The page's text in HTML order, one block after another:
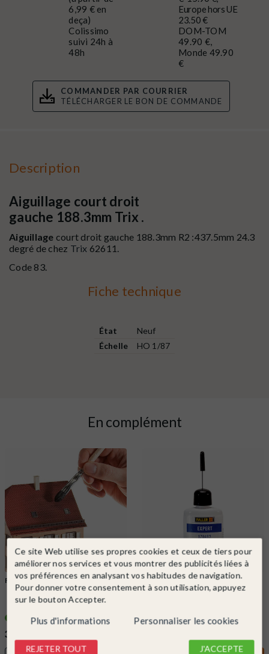
6,99 € en
deça)
Colissimo
suivi 24h à
48h
Europe hors UE
23.50 €
DOM-TOM
49.90 €,
Monde 49.90
€
COMMANDER PAR COURRIER
TÉLÉCHARGER LE BON DE COMMANDE
Description
Aiguillage court droit
gauche 188.3mm Trix .
Aiguillage court droit gauche 188.3mm R2 :437.5mm 24.3
degré de chez Trix 62611.
Code 83.
Fiche technique
État
Neuf
Échelle
HO 1/87
En complément
FALLER
Ref. 170695
Set à patiner-FALLER 170695
En stock !
37,99 €
FALLER
Ref. 170492
Colle pour maquette avec bec de
En stock !
Ce site Web utilise ses propres cookies et ceux de tiers pour
améliorer nos services et vous montrer des publicités liées à
vos préférences en analysant vos habitudes de navigation.
Pour donner votre consentement à son utilisation, appuyez
sur le bouton Accepter.
Plus d'informations Personnaliser les cookies
REJETER TOUT J'ACCEPTE